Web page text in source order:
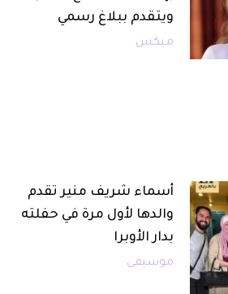
ويتقدم ببلاغ رسمي
ميكس
أسماء شريف منير تقدم
والدها لأول مرة في حفلته
بدار الأوبرا
موسيقى